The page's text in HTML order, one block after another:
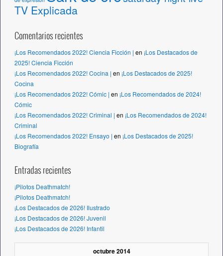
TV Explicada
Comentarios recientes
¡Los Recomendados 2022! Ciencia Ficción | en ¡Los Destacados de
2025! Ciencia Ficción
¡Los Recomendados 2022! Cocina | en ¡Los Destacados de 2025!
Cocina
¡Los Recomendados 2022! Cómic | en ¡Los Recomendados de 2024!
Cómic
¡Los Recomendados 2022! Criminal | en ¡Los Recomendados de 2024!
Criminal
¡Los Recomendados 2022! Ensayo | en ¡Los Destacados de 2025!
Biografía
Entradas recientes
¡Pilotos Deathmatch!
¡Pilotos Deathmatch!
¡Los Destacados de 2026! Ilustrado
¡Los Destacados de 2026! Juvenil
¡Los Destacados de 2026! Infantil
octubre 2014